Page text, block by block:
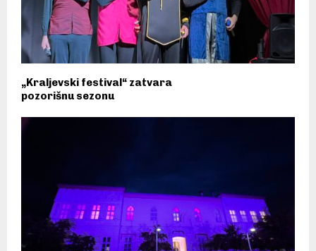
„Kraljevski festival“ zatvara
pozorišnu sezonu